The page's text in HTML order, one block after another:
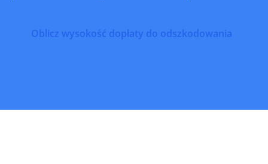
Oblicz wysokość dopłaty do odszkodowania